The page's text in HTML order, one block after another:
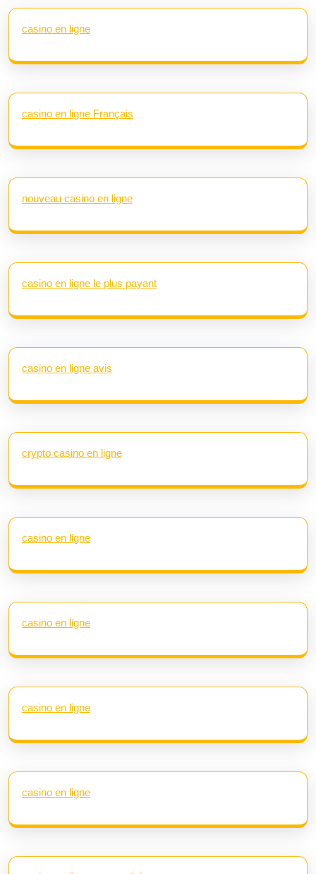
casino en ligne
casino en ligne Français
nouveau casino en ligne
casino en ligne le plus payant
casino en ligne avis
crypto casino en ligne
casino en ligne
casino en ligne
casino en ligne
casino en ligne